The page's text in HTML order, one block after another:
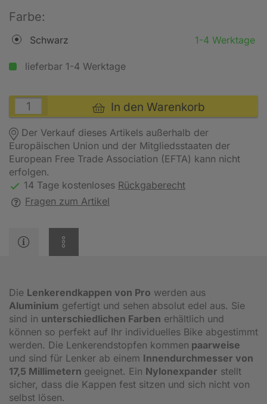
Farbe:
Schwarz 1-4 Werktage
lieferbar 1-4 Werktage
In den Warenkorb
Der Verkauf dieses Artikels außerhalb der
Europäischen Union und der Mitgliedsstaaten der
European Free Trade Association (EFTA) kann nicht
erfolgen.
14 Tage kostenloses Rückgaberecht
Fragen zum Artikel
Die Lenkerendkappen von Pro werden aus
Aluminium gefertigt und sehen absolut edel aus. Sie
sind in unterschiedlichen Farben erhältlich und
können so perfekt auf Ihr individuelles Bike abgestimmt
werden. Die Lenkerendstopfen kommen paarweise
und sind für Lenker ab einem Innendurchmesser von
17,5 Millimetern geeignet. Ein Nylonexpander stellt
sicher, dass die Kappen fest sitzen und sich nicht von
selbst lösen.